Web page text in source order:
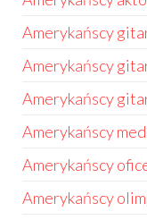
Amerykańscy
Amerykańscy
Amerykańscy
Amerykańscy
Amerykańscy
Amerykańscy